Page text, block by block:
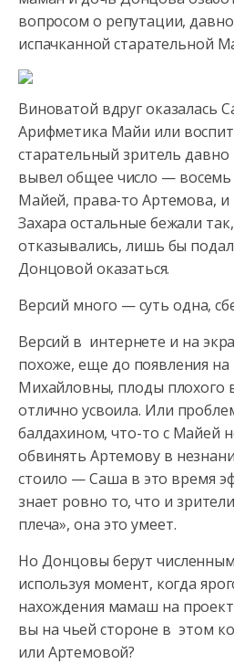
вопросом о репутации,
испачканной старательной
Виноватой вдруг оказалась
Арифметика Майи или
старательный зритель давно
вывел общее число —
Майей, права-то Артемова, и
Захара остальные бежали
отказывались, лишь бы
Донцовой оказаться.
Версий много — суть одна,
Версий в интернете и на
похоже, еще до появления
Михайловны, плоды плохого
отлично усвоила. Или
балдахином, что-то с Майей
обвинять Артемову в
стоило — Саша в это время
знает ровно то, что и
плеча», она это умеет.
Но Донцовы берут
используя момент, когда
нахождения мамаш на
вы на чьей стороне в этом
или Артемовой?